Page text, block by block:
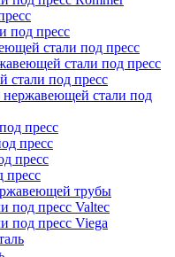
под пресс
стали под пресс
стали под пресс
стали под пресс
нержавеющей стали под
пресс
пресс
пресс
пресс
трубы
под пресс Valtec
под пресс Viega